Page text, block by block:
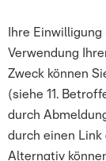
Ihre
Verwendung
Zweck können
(siehe 11.
durch
durch einen
Alternativ